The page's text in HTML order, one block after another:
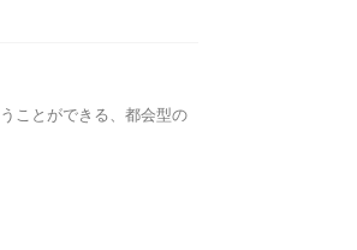
ことができる、都会型の